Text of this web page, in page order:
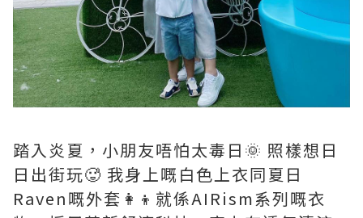
踏入炎夏，小朋友唔怕太毒日🌞 照樣想日
日出街玩🥵 我身上嘅白色上衣同夏日
Raven嘅外套👩‍👦就係AIRism系列嘅衣